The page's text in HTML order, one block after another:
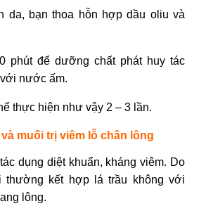
da, bạn thoa hỗn hợp dầu oliu và
phút để dưỡng chất phát huy tác
nước ấm.
thực hiện như vậy 2 – 3 lần.
muối trị viêm lỗ chân lông
dụng diệt khuẩn, kháng viêm. Do
thường kết hợp lá trầu không với
lông.